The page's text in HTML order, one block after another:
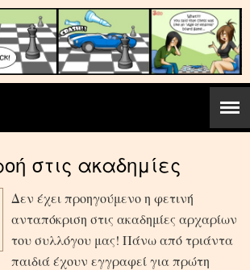
στις ακαδημίες
Δεν έχει προηγούμενο η φετινή
ανταπόκριση στις ακαδημίες αρχαρίων
του συλλόγου μας! Πάνω από τριάντα
παιδιά έχουν εγγραφεί για πρώτη